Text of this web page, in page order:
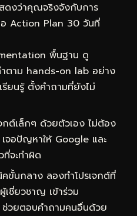
งว่าคุณจริงจังกับการ
Action Plan 30 วันที่
พื้นฐาน ดู
ตาม hands-on lab อย่าง
ยนรู้ ตั้งคำถามที่ยังไม่
กต์เล็กๆ ด้วยตัวเอง ไม่ต้อง
จอปัญหาให้ Google และ
จะทำผิด
ขั้นกลาง ลองทำโปรเจกต์ที่
ชี่ยวชาญ เข้าร่วม
วยตอบคำถามคนอื่นด้วย